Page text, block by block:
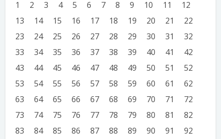
1
2 3 4 5 6 7 8 9 10 11
12
13
14 15 16 17 18 19 20 21
22
23
24 25 26 27 28 29 30 31
32
33
34 35 36 37 38 39 40 41
42
43
44 45 46 47 48 49 50 51
52
53
54 55 56 57 58 59 60 61
62
63
64 65 66 67 68 69 70 71
72
73
74 75 76 77 78 79 80 81
82
83
84 85 86 87 88 89 90 91
92